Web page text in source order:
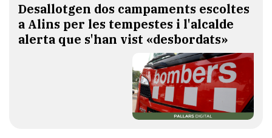
​Desallotgen dos campaments escoltes
a Alins per les tempestes i l'alcalde
alerta que s'han vist «desbordats»